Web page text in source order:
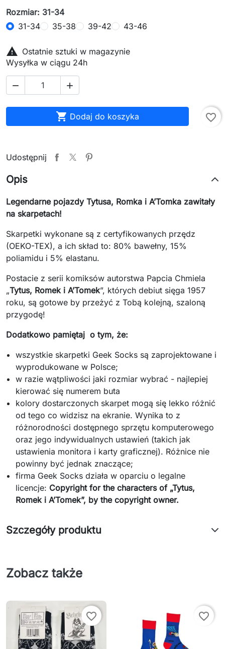
Rozmiar: 31-34
31-34
35-38 39-42 43-46
 Ostatnie sztuki w magazynie
Wysyłka w ciągu 24h
 
 Dodaj do koszyka favorite_border
Udostępnij
Opis
Legendarne pojazdy Tytusa, Romka i A’Tomka zawitały
na skarpetach!
Skarpetki wykonane są z certyfikowanych przędz
(OEKO-TEX), a ich skład to: 80% bawełny, 15%
poliamidu i 5% elastanu.
Postacie z serii komiksów autorstwa Papcia Chmiela
„Tytus, Romek i A’Tomek”, których debiut sięga 1957
roku, są gotowe by przeżyć z Tobą kolejną, szaloną
przygodę!
Dodatkowo pamiętaj o tym, że:
wszystkie skarpetki Geek Socks są zaprojektowane i
wyprodukowane w Polsce;
w razie wątpliwości jaki rozmiar wybrać - najlepiej
kierować się numerem buta
kolory dostarczonych skarpet mogą się lekko różnić
od tego co widzisz na ekranie. Wynika to z
różnorodności dostępnego sprzętu komputerowego
oraz jego indywidualnych ustawień (takich jak
ustawienia monitora i karty graficznej). Różnice nie
powinny być jednak znaczące;
firma Geek Socks działa w oparciu o legalne
licencje: Copyright for the characters of „Tytus,
Romek i A’Tomek”, by the copyright owner.
Szczegóły produktu
Zobacz także
favorite_border favorite_border